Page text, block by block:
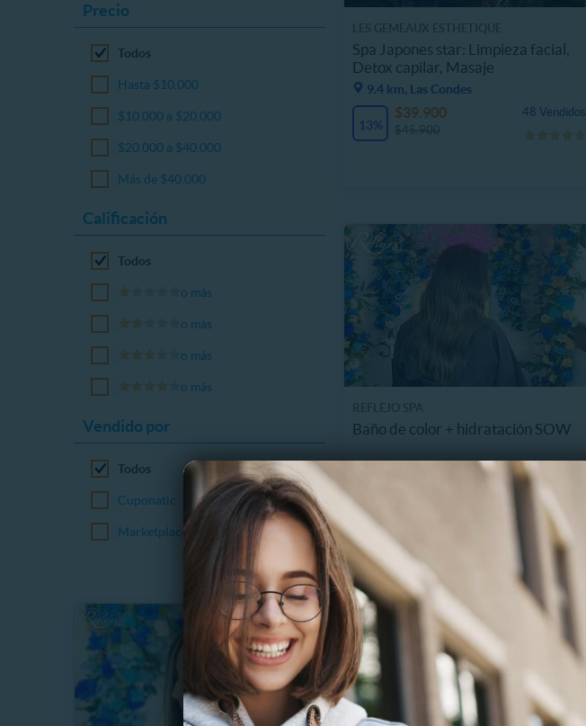
Precio
Todos
Hasta $10.000
$10.000 a $20.000
$20.000 a $40.000
Más de $40.000
Calificación
Todos
o más
o más
o más
o más
Vendido por
Todos
Cuponatic
Marketplace
Spa Japones star: Limpieza facial,
Detox capilar, Masaje
9.4 km, Las Condes
13%
48 Vendidos
$39.900
Baño de color + hidratación SOW
20%